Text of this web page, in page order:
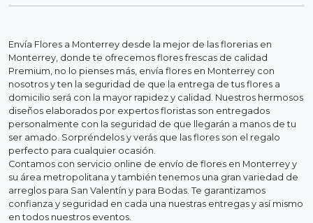
Envía Flores a Monterrey desde la mejor de las florerias en
Monterrey, donde te ofrecemos flores frescas de calidad
Premium, no lo pienses más, envía flores en Monterrey con
nosotros y ten la seguridad de que la entrega de tus flores a
domicilio será con la mayor rapidez y calidad. Nuestros hermosos
diseños elaborados por expertos floristas son entregados
personalmente con la seguridad de que llegarán a manos de tu
ser amado. Sorpréndelos y verás que las flores son el regalo
perfecto para cualquier ocasión.
Contamos con servicio online de envío de flores en Monterrey y
su área metropolitana y también tenemos una gran variedad de
arreglos para San Valentín y para Bodas. Te garantizamos
confianza y seguridad en cada una nuestras entregas y así mismo
en todos nuestros eventos.